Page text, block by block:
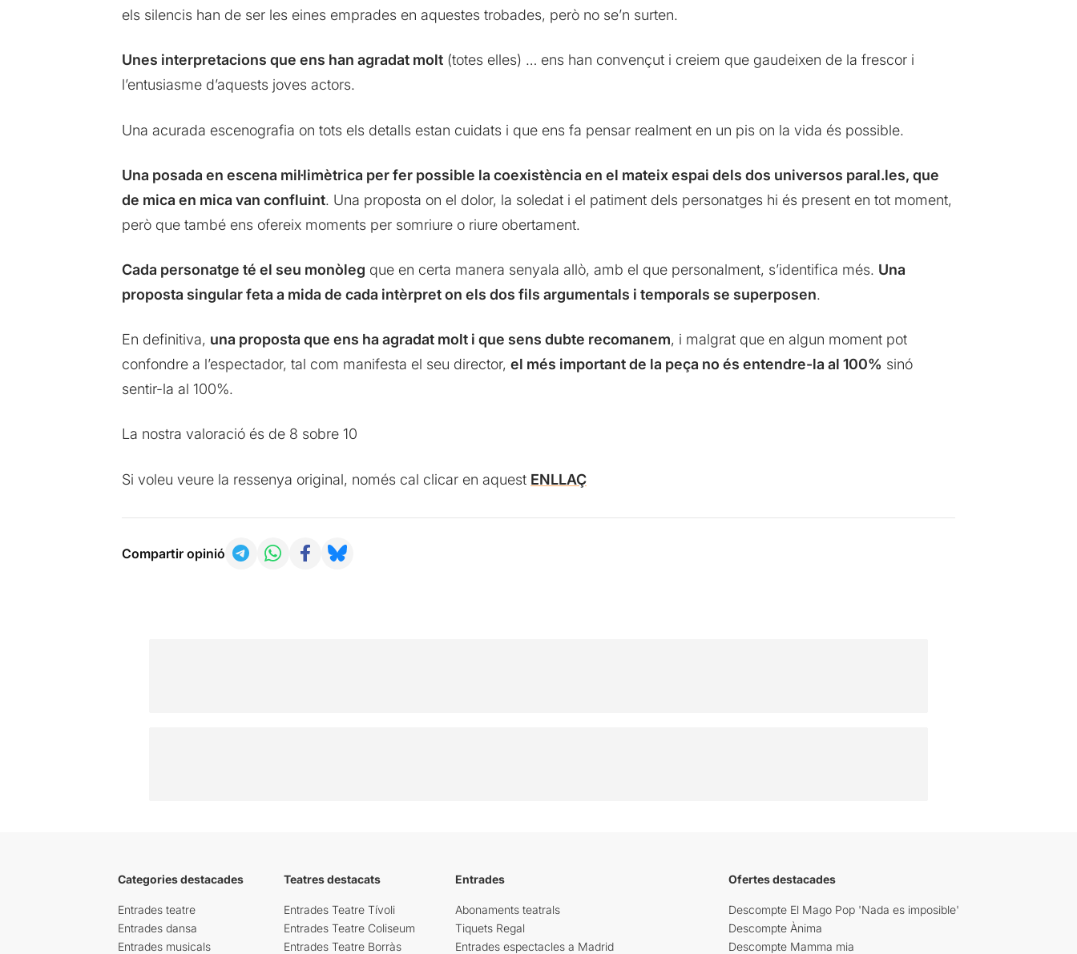
els silencis han de ser les eines emprades en aquestes trobades, però no se’n surten.
Unes interpretacions que ens han agradat molt(totes elles) … ens han convençut i creiem que gaudeixen de la frescor i
l’entusiasme d’aquests joves actors.
Una acurada escenografia on tots els detalls estan cuidats i que ens fa pensar realment en un pis on la vida és possible.
Una posada en escena mil·limètrica per fer possible la coexistència en el mateix espai dels dos universos paral.les, que
de mica en mica van confluint. Una proposta on el dolor, la soledat i el patiment dels personatges hi és present en tot moment,
però que també ens ofereix moments per somriure o riure obertament.
Cada personatge té el seu monòleg que en certa manera senyala allò, amb el que personalment, s’identifica més. Una
proposta singular feta a mida de cada intèrpret on els dos fils argumentals i temporals se superposen.
En definitiva, una proposta que ens ha agradat molt i que sens dubte recomanem, i malgrat que en algun moment pot
confondre a l’espectador, tal com manifesta el seu director, el més important de la peça no és entendre-la al 100% sinó
sentir-la al 100%.
La nostra valoració és de 8 sobre 10
Si voleu veure la ressenya original, només cal clicar en aquest ENLLAÇ
Compartir opinió
Categories destacades
Entrades teatre
Entrades dansa
Entrades musicals
Teatres destacats
Entrades Teatre Tívoli
Entrades Teatre Coliseum
Entrades Teatre Borràs
Entrades
Abonaments teatrals
Tiquets Regal
Entrades espectacles a Madrid
Ofertes destacades
Descompte El Mago Pop 'Nada es imposible'
Descompte Ànima
Descompte Mamma mia